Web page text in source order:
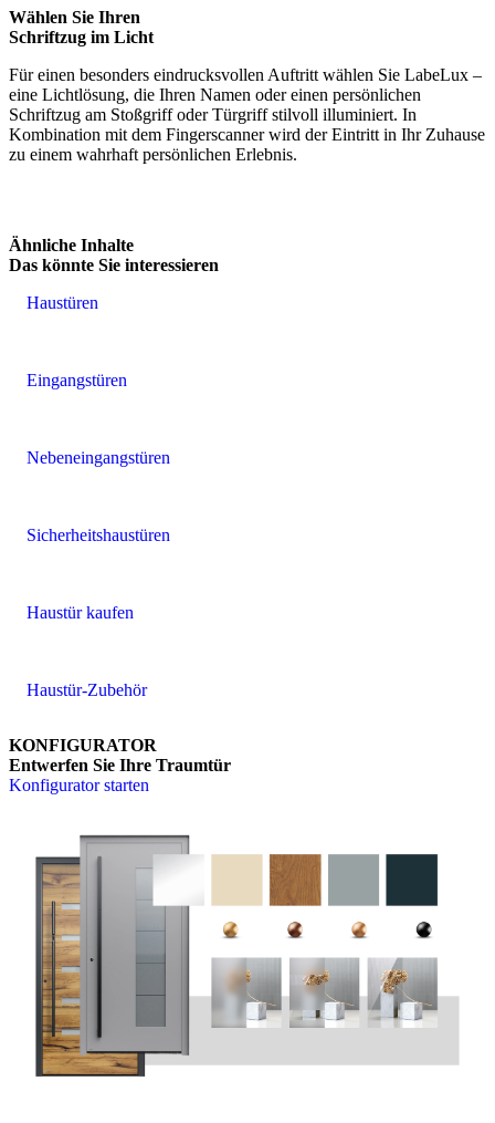
Wählen Sie Ihren
Schriftzug im Licht
Für einen besonders eindrucksvollen Auftritt wählen Sie LabeLux –
eine Lichtlösung, die Ihren Namen oder einen persönlichen
Schriftzug am Stoßgriff oder Türgriff stilvoll illuminiert. In
Kombination mit dem Fingerscanner wird der Eintritt in Ihr Zuhause
zu einem wahrhaft persönlichen Erlebnis.
Ähnliche Inhalte
Das könnte Sie interessieren
Haustüren
Eingangstüren
Nebeneingangstüren
Sicherheitshaustüren
Haustür kaufen
Haustür-Zubehör
KONFIGURATOR
Entwerfen Sie Ihre Traumtür
Konfigurator starten